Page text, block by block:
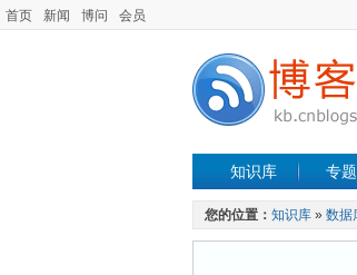
首页 新闻 博问 会员
知识库 专题
您的位置： 知识库 » 数据